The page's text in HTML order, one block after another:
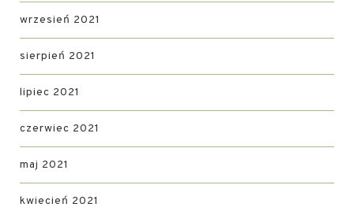
wrzesień 2021
sierpień 2021
lipiec 2021
czerwiec 2021
maj 2021
kwiecień 2021